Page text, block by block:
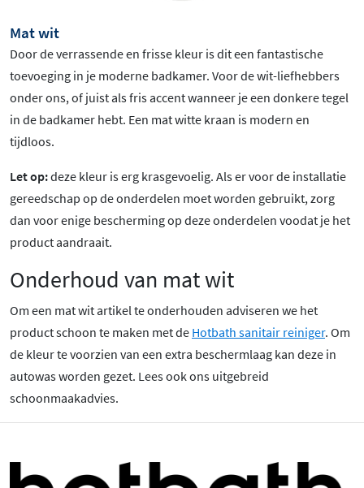
Mat wit
Door de verrassende en frisse kleur is dit een fantastische
toevoeging in je moderne badkamer. Voor de wit-liefhebbers
onder ons, of juist als fris accent wanneer je een donkere tegel
in de badkamer hebt. Een mat witte kraan is modern en
tijdloos.
Let op:deze kleur is erg krasgevoelig. Als er voor de installatie
gereedschap op de onderdelen moet worden gebruikt, zorg
dan voor enige bescherming op deze onderdelen voodat je het
product aandraait.
Onderhoud van mat wit
Om een mat wit artikel te onderhouden adviseren we het
product schoon te maken met de Hotbath sanitair reiniger. Om
de kleur te voorzien van een extra beschermlaag kan deze in
autowas worden gezet. Lees ook ons uitgebreid
schoonmaakadvies.